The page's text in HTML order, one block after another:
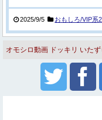
2025/9/5 おもしろ/VIP系
オモシロ動画 ドッキリ いたず